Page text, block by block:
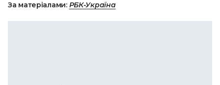
За матеріалами: РБК-Україна